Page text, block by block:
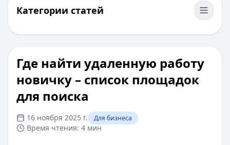
Категории статей
Где найти удаленную работу
новичку – список площадок
для поиска
16 ноября 2025 г. Для бизнеса
Время чтения: 4 мин